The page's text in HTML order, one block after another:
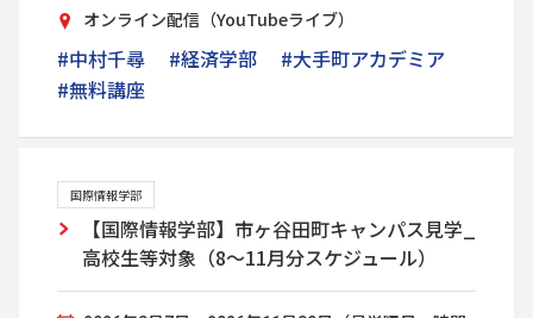
オンライン配信（YouTubeライブ）
#中村千尋 #経済学部
#大手町アカデミア
#無料講座
国際情報学部
【国際情報学部】市ヶ谷田町キャンパス見学_
高校生等対象（8～11月分スケジュール）